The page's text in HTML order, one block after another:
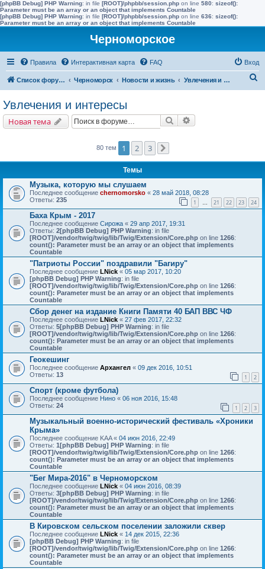
[phpBB Debug] PHP Warning: in file [ROOT]/phpbb/session.php on line 580: sizeof():
Parameter must be an array or an object that implements Countable
[phpBB Debug] PHP Warning: in file [ROOT]/phpbb/session.php on line 636: sizeof():
Parameter must be an array or an object that implements Countable
Черноморское
Правила Интерактивная карта FAQ Вход
Список форумов Черноморск Новости и жизнь Увлечения и интересы
Увлечения и интересы
Новая тема Поиск
80 тем 1 2 3
Темы
Музыка, которую мы слушаем
Последнее сообщение chernomorsko « 28 май 2018, 08:28
Ответы: 235 1 … 21 22 23 24
Баха Крым - 2017
Последнее сообщение Сирожа « 29 апр 2017, 19:31
Ответы: 2[phpBB Debug] PHP Warning: in file
[ROOT]/vendor/twig/twig/lib/Twig/Extension/Core.php on line 1266:
count(): Parameter must be an array or an object that implements
Countable
"Патриоты России" поздравили "Багиру"
Последнее сообщение LNick « 05 мар 2017, 10:20
[phpBB Debug] PHP Warning: in file
[ROOT]/vendor/twig/twig/lib/Twig/Extension/Core.php on line 1266:
count(): Parameter must be an array or an object that implements
Countable
Сбор денег на издание Книги Памяти 40 БАП ВВС ЧФ
Последнее сообщение LNick « 27 фев 2017, 22:32
Ответы: 5[phpBB Debug] PHP Warning: in file
[ROOT]/vendor/twig/twig/lib/Twig/Extension/Core.php on line 1266:
count(): Parameter must be an array or an object that implements
Countable
Геокешинг
Последнее сообщение Архангел « 09 дек 2016, 10:51
Ответы: 13 1 2
Спорт (кроме футбола)
Последнее сообщение Нино « 06 ноя 2016, 15:48
Ответы: 24 1 2 3
Музыкальный военно-исторический фестиваль «Хроники
Крыма»
Последнее сообщение KAA« 04 июн 2016, 22:49
Ответы: 1 [phpBB Debug] PHP Warning: in file
[ROOT]/vendor/twig/twig/lib/Twig/Extension/Core.php on line 1266:
count(): Parameter must be an array or an object that implements
Countable
"Бег Мира-2016" в Черноморском
Последнее сообщение LNick « 04 июн 2016, 08:39
Ответы: 3[phpBB Debug] PHP Warning: in file
[ROOT]/vendor/twig/twig/lib/Twig/Extension/Core.php on line 1266:
count(): Parameter must be an array or an object that implements
Countable
В Кировском сельском поселении заложили сквер
Последнее сообщение LNick « 14 дек 2015, 22:36
[phpBB Debug] PHP Warning: in file
[ROOT]/vendor/twig/twig/lib/Twig/Extension/Core.php on line 1266:
count(): Parameter must be an array or an object that implements
Countable